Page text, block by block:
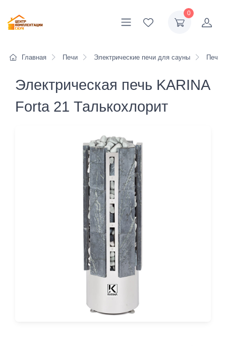
0
Главная Печи Электрические печи для сауны Печи
Электрическая печь KARINA
Forta 21 Талькохлорит